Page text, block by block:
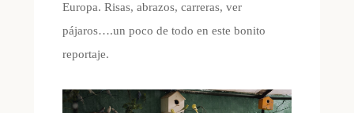
Europa. Risas, abrazos, carreras, ver
pájaros….un poco de todo en este bonito
reportaje.